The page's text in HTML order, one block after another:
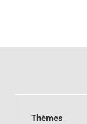
Thèmes